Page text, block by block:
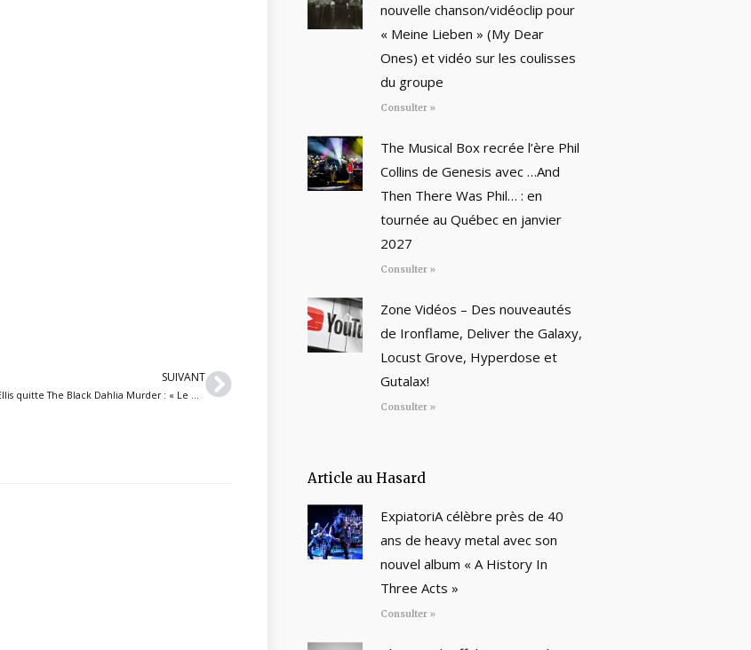
SUIVANT
Brandon Ellis quitte The Black Dahlia Murder : « Le moment est venu de tourner la page et d’entamer un nouveau chapitre »
Suivant
nouvelle chanson/vidéoclip pour
« Meine Lieben » (My Dear
Ones) et vidéo sur les coulisses
du groupe
Consulter »
The Musical Box recrée l’ère Phil
Collins de Genesis avec …And
Then There Was Phil… : en
tournée au Québec en janvier
2027
Consulter »
Zone Vidéos – Des nouveautés
de Ironflame, Deliver the Galaxy,
Locust Grove, Hyperdose et
Gutalax!
Consulter »
Article au Hasard
ExpiatoriA célèbre près de 40
ans de heavy metal avec son
nouvel album « A History In
Three Acts »
Consulter »